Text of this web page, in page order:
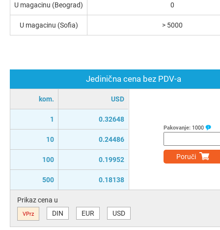
Jedinična cena bez PDV-a
kom. USD
1 0.32648
10 0.24486
100 0.19952
500 0.18138
Pakovanje: 1000
Poruči
Prikaz cena u
VPrz DIN EUR USD
U magacinu (Beograd) 0
U magacinu (Sofia) > 5000